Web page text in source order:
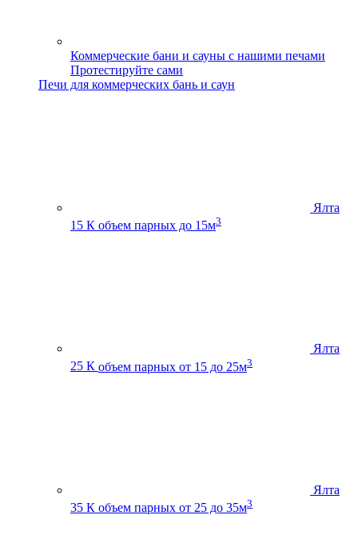
Коммерческие бани и сауны с нашими печами
Протестируйте сами
Печи для коммерческих бань и саун
Ялта
15 К объем парных до 15м3
Ялта
25 К объем парных от 15 до 25м3
Ялта
35 К объем парных от 25 до 35м3